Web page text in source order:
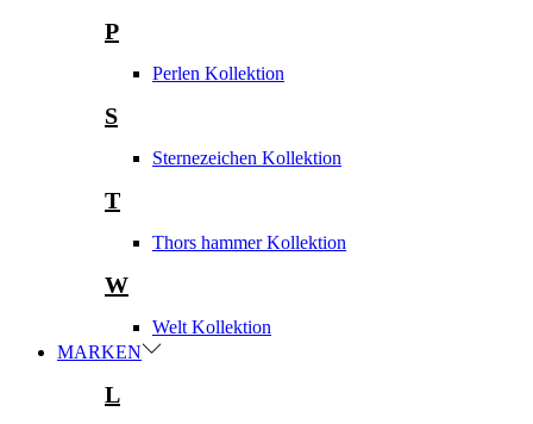
P
Perlen Kollektion
S
Sternezeichen Kollektion
T
Thors hammer Kollektion
W
Welt Kollektion
MARKEN
L